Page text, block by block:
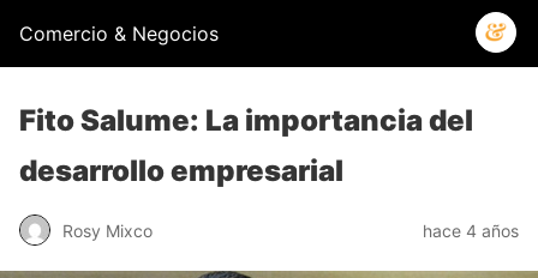
Comercio & Negocios
Fito Salume: La importancia del
desarrollo empresarial
Rosy Mixco hace 4 años